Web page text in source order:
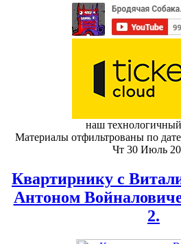
наш
Материалы отфильтрованы по
Чт 30 Июль
Квартирнику с
Антоном
2.